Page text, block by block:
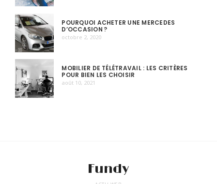
POURQUOI ACHETER UNE MERCEDES
D’OCCASION ?
octobre 2, 2020
MOBILIER DE TÉLÉTRAVAIL : LES CRITÈRES
POUR BIEN LES CHOISIR
août 10, 2021
Fundy